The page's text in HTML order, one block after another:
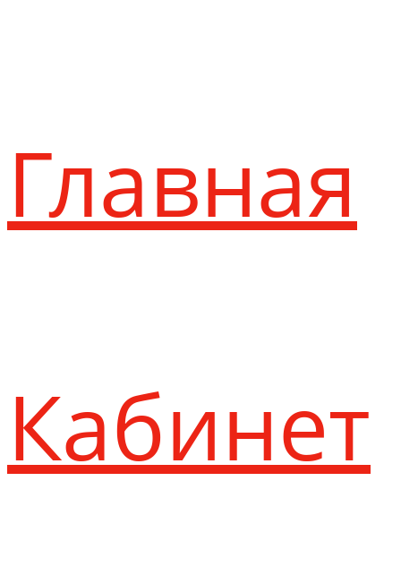
Главная
Кабинет